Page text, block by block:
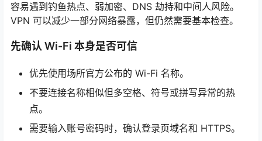
容易遇到钓鱼热点、弱加密、DNS 劫持和中间人风险。
VPN 可以减少一部分网络暴露，但仍然需要基本检查。
先确认 Wi-Fi 本身是否可信
优先使用场所官方公布的 Wi-Fi 名称。
不要连接名称相似但多空格、符号或拼写异常的热
点。
需要输入账号密码时，确认登录页域名和 HTTPS。